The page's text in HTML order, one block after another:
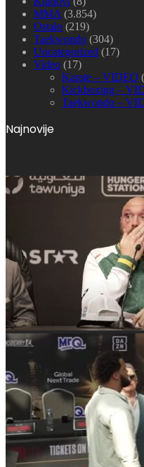
MMA (3.854)
Ostalo (219)
Taekwondo (304)
Uncategorized (17)
Video (17)
Karate – VIDEO
Kickboxing –
Taekwondo –
Najnovije